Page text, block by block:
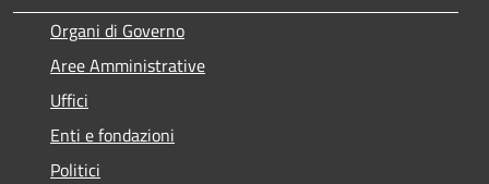
Organi di Governo
Aree Amministrative
Uffici
Enti e fondazioni
Politici